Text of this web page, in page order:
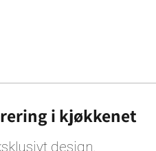
i kjøkkenet
design.